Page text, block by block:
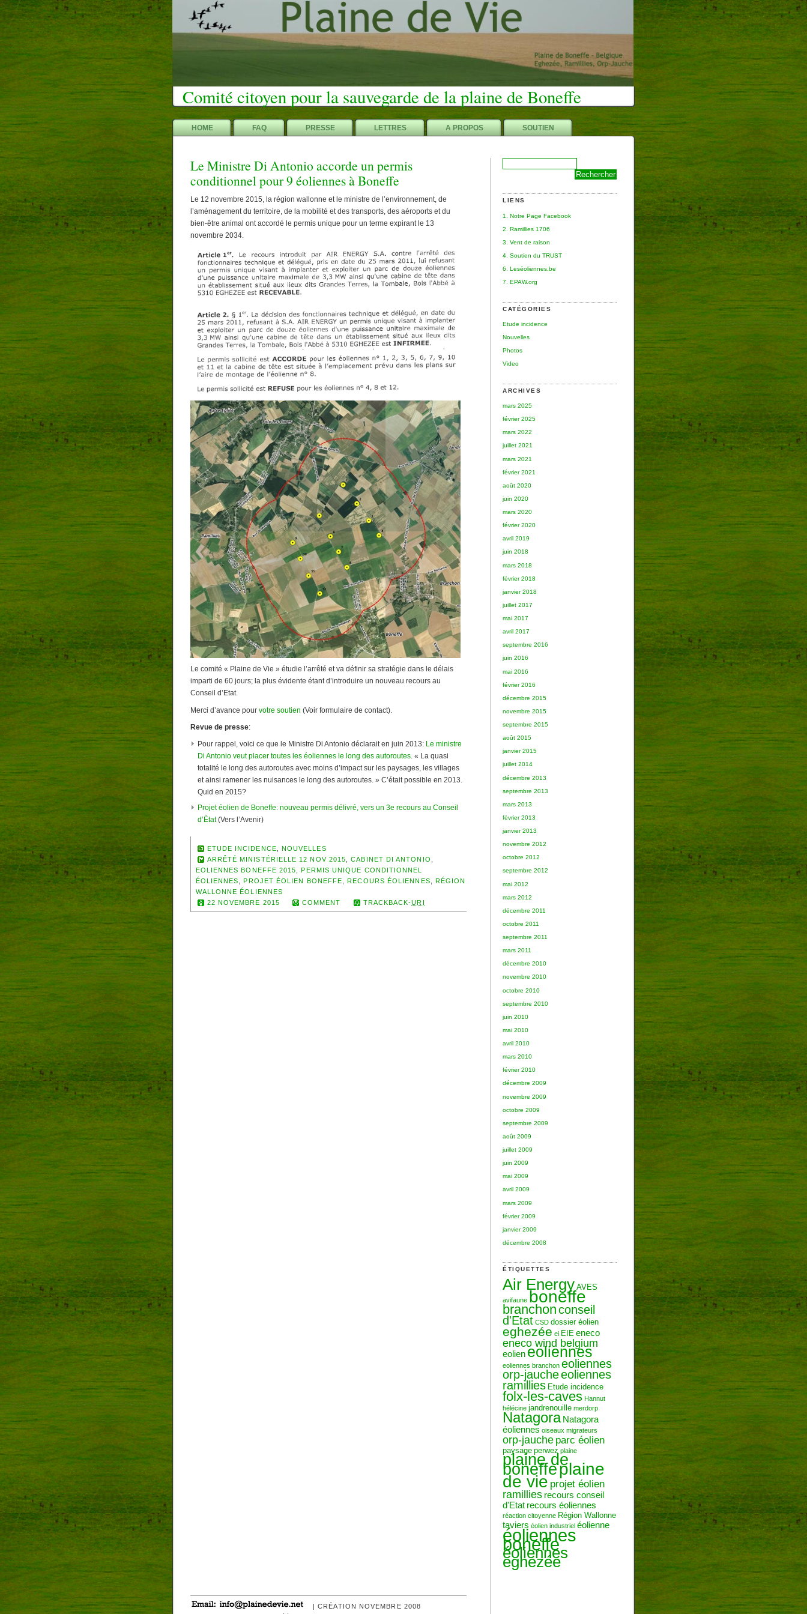
Comité citoyen pour la sauvegarde de la plaine de Boneffe
HOME FAQ PRESSE LETTRES A PROPOS SOUTIEN
LIENS
1. Notre Page Facebook
2. Ramillies 1706
3. Vent de raison
4. Soutien du TRUST
6. Leséoliennes.be
7. EPAW.org
CATÉGORIES
Etude incidence
Nouvelles
Photos
Video
ARCHIVES
mars 2025
février 2025
mars 2022
juillet 2021
mars 2021
février 2021
août 2020
juin 2020
mars 2020
février 2020
avril 2019
juin 2018
mars 2018
février 2018
janvier 2018
juillet 2017
mai 2017
avril 2017
septembre 2016
juin 2016
mai 2016
février 2016
décembre 2015
novembre 2015
septembre 2015
août 2015
janvier 2015
juillet 2014
décembre 2013
septembre 2013
mars 2013
février 2013
janvier 2013
novembre 2012
octobre 2012
septembre 2012
mai 2012
mars 2012
décembre 2011
octobre 2011
septembre 2011
mars 2011
décembre 2010
novembre 2010
octobre 2010
septembre 2010
juin 2010
mai 2010
avril 2010
mars 2010
février 2010
décembre 2009
novembre 2009
octobre 2009
septembre 2009
août 2009
juillet 2009
juin 2009
mai 2009
avril 2009
mars 2009
février 2009
janvier 2009
décembre 2008
ÉTIQUETTES
Air Energy AVES
avifaune boneffe
branchonconseil
d'Etat CSD dossier éolien
eghezée ei EIE eneco
eneco wind belgium
eolieneoliennes
eoliennes branchon eoliennes
orp-jaucheeoliennes
ramillies Etude incidence
folx-les-caves Hannut
hélécine jandrenouille merdorp
Natagora Natagora
éoliennes oiseaux migrateurs
orp-jauche parc éolien
paysage perwez plaine
plaine de
boneffeplaine
de vie projet éolien
ramillies recours conseil
d'Etat recours éoliennes
réaction citoyenne Région Wallonne
taviers éolien industriel éolienne
éoliennes
boneffe
éoliennes
eghezée
Le Ministre Di Antonio accorde un permis
conditionnel pour 9 éoliennes à Boneffe
Le 12 novembre 2015, la région wallonne et le ministre de l’environnement, de
l’aménagement du territoire, de la mobilité et des transports, des aéroports et du
bien-être animal ont accordé le permis unique pour un terme expirant le 13
novembre 2034.
Le comité « Plaine de Vie » étudie l’arrêté et va définir sa stratégie dans le délais
imparti de 60 jours; la plus évidente étant d’introduire un nouveau recours au
Conseil d’Etat.
Merci d’avance pour votre soutien (Voir formulaire de contact).
Revue de presse:
Pour rappel, voici ce que le Ministre Di Antonio déclarait en juin 2013: Le ministre
Di Antonio veut placer toutes les éoliennes le long des autoroutes. « La quasi
totalité le long des autoroutes avec moins d’impact sur les paysages, les villages
et ainsi ramener les nuisances le long des autoroutes. » C’était possible en 2013.
Quid en 2015?
Projet éolien de Boneffe: nouveau permis délivré, vers un 3e recours au Conseil
d’État(Vers l’Avenir)
ETUDE INCIDENCE
NOUVELLES
ARRÊTÉ MINISTÉRIELLE 12 NOV 2015 ,CABINET DI ANTONIO
EOLIENNES BONEFFE 2015
PERMIS UNIQUE CONDITIONNEL
ÉOLIENNES
PROJET ÉOLIEN BONEFFE RECOURS ÉOLIENNES
RÉGION
WALLONNE ÉOLIENNES
22 NOVEMBRE 2015
COMMENT TRACKBACK-URI
| CRÉATION NOVEMBRE 2008